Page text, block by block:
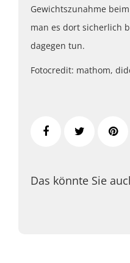
Gewichtszunahme
man es dort sicherlich
dagegen tun.
Fotocredit: mathom,
Das könnte Sie